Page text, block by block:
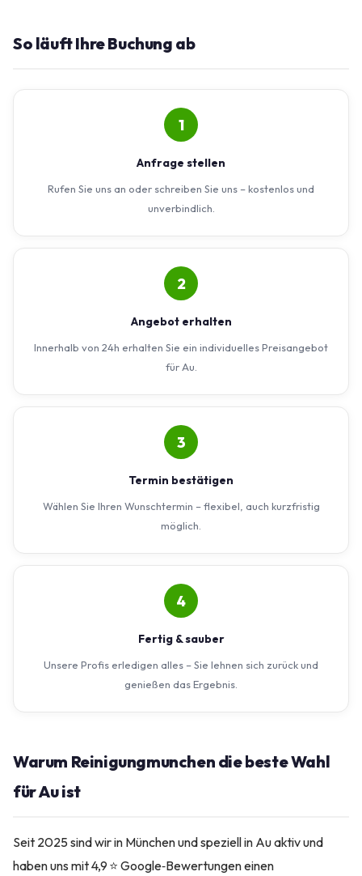
So läuft Ihre Buchung ab
1
Anfrage stellen
Rufen Sie uns an oder schreiben Sie uns – kostenlos und
unverbindlich.
2
Angebot erhalten
Innerhalb von 24h erhalten Sie ein individuelles Preisangebot
für Au.
3
Termin bestätigen
Wählen Sie Ihren Wunschtermin – flexibel, auch kurzfristig
möglich.
4
Fertig & sauber
Unsere Profis erledigen alles – Sie lehnen sich zurück und
genießen das Ergebnis.
Warum Reinigungmunchen die beste Wahl
für Au ist
Seit 2025 sind wir in München und speziell in Au aktiv und
haben uns mit 4,9 ⭐ Google‑Bewertungen einen